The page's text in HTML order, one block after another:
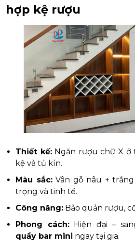
hợp kệ rượu
Thiết kế:Ngăn rượu chữ X ở
kệ và tủ kín.
Màu sắc:Vân gỗ nâu +
trọng và tinh tế.
Công năng: Bảo quản rượu,
Phong cách:Hiện đại –
quầy bar mini ngay tại gia.